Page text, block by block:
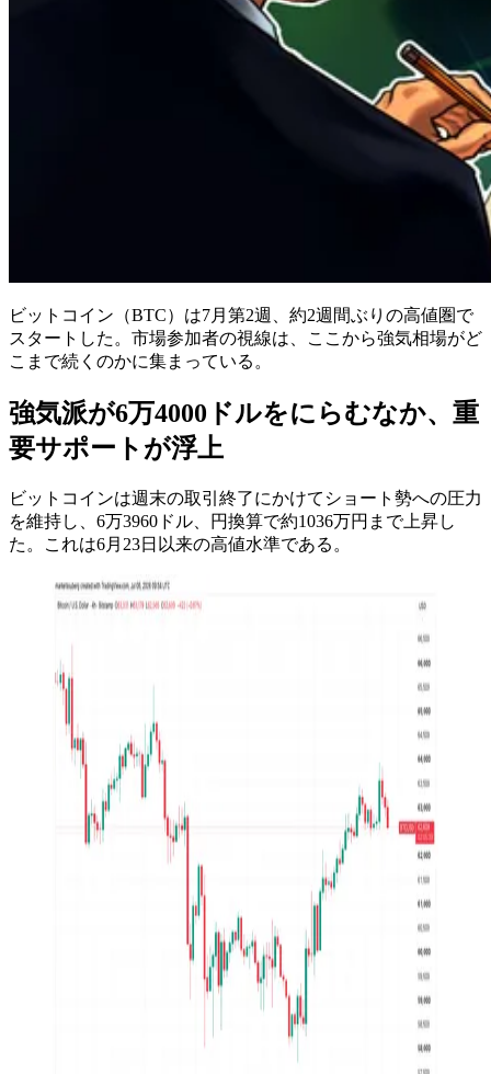
ビットコイン（BTC）は7月第2週、約2週間ぶりの高値圏で
スタートした。市場参加者の視線は、ここから強気相場がど
こまで続くのかに集まっている。
強気派が6万4000ドルをにらむなか、重
要サポートが浮上
ビットコインは週末の取引終了にかけてショート勢への圧力
を維持し、6万3960ドル、円換算で約1036万円まで上昇し
た。これは6月23日以来の高値水準である。